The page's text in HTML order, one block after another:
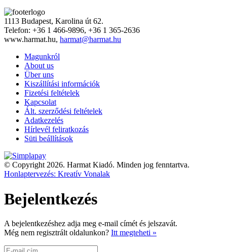
1113 Budapest, Karolina út 62.
Telefon: +36 1 466-9896, +36 1 365-2636
www.harmat.hu, harmat@harmat.hu
Magunkról
About us
Über uns
Kiszállítási információk
Fizetési feltételek
Kapcsolat
Ált. szerződési feltételek
Adatkezelés
Hírlevél feliratkozás
Süti beállítások
© Copyright 2026. Harmat Kiadó. Minden jog fenntartva.
Honlaptervezés: Kreatív Vonalak
Bejelentkezés
A bejelentkezéshez adja meg e-mail címét és jelszavát.
Még nem regisztrált oldalunkon? Itt megteheti »